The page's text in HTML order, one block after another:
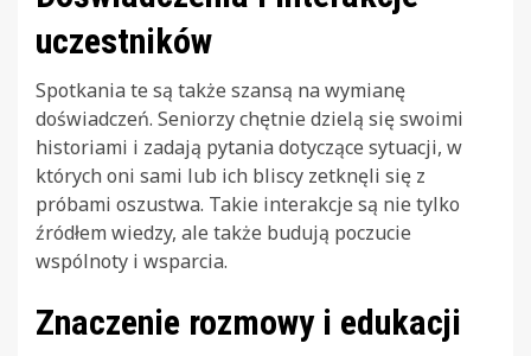
uczestników
Spotkania te są także szansą na wymianę
doświadczeń. Seniorzy chętnie dzielą się swoimi
historiami i zadają pytania dotyczące sytuacji, w
których oni sami lub ich bliscy zetknęli się z
próbami oszustwa. Takie interakcje są nie tylko
źródłem wiedzy, ale także budują poczucie
wspólnoty i wsparcia.
Znaczenie rozmowy i edukacji